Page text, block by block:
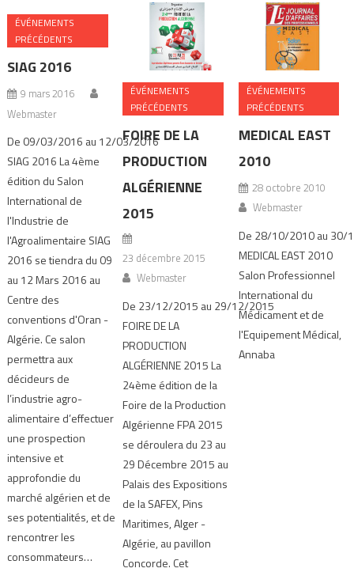
ÉVÉNEMENTS
PRÉCÉDENTS
SIAG 2016
9 mars 2016
Webmaster
De 09/03/2016 au 12/03/2016
SIAG 2016 La 4ème
édition du Salon
International de
l'Industrie de
l'Agroalimentaire SIAG
2016 se tiendra du 09
au 12 Mars 2016 au
Centre des
conventions d'Oran -
Algérie. Ce salon
permettra aux
décideurs de
l’industrie agro-
alimentaire d’effectuer
une prospection
intensive et
approfondie du
marché algérien et de
ses potentialités, et de
rencontrer les
consommateurs…
ÉVÉNEMENTS
PRÉCÉDENTS
FOIRE DE LA
PRODUCTION
ALGÉRIENNE
2015
23 décembre 2015
Webmaster
De 23/12/2015 au 29/12/2015
FOIRE DE LA
PRODUCTION
ALGÉRIENNE 2015 La
24ème édition de la
Foire de la Production
Algérienne FPA 2015
se déroulera du 23 au
29 Décembre 2015 au
Palais des Expositions
de la SAFEX, Pins
Maritimes, Alger -
Algérie, au pavillon
Concorde. Cet
ÉVÉNEMENTS
PRÉCÉDENTS
MEDICAL EAST
2010
28 octobre 2010
Webmaster
De 28/10/2010 au 30/
MEDICAL EAST 2010
Salon Professionnel
International du
Médicament et de
l'Equipement Médical,
Annaba